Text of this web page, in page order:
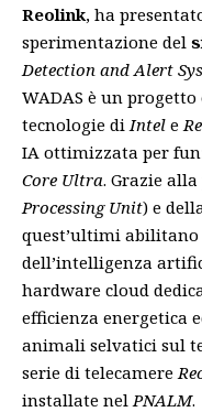
Reolink, ha
sperimentazione del
Detection and Alert
WADAS è un progetto
tecnologie di Intel e
IA ottimizzata per
Core Ultra. Grazie
Processing Unit) e
quest’ultimi abilitano
dell’intelligenza
hardware cloud
efficienza energetica
animali selvatici sul
serie di telecamere
installate nel PNALM.